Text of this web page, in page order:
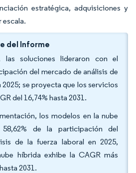
estratégica, adquisiciones y
escala.
del Informe
las soluciones lideraron con el
del mercado de análisis de
2025; se proyecta que los servicios
del 16,74% hasta 2031.
los modelos en la nube
58,62% de la participación del
de la fuerza laboral en 2025,
híbrida exhibe la CAGR más
2031.